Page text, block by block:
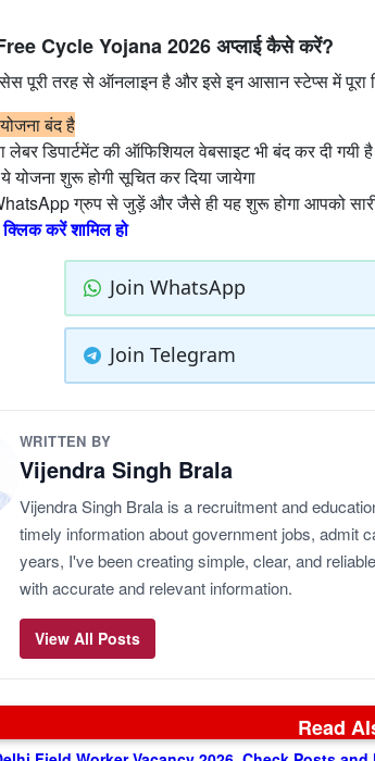
Cycle Yojana 2026 अप्लाई कैसे करें?
पूरी तरह से ऑनलाइन है और इसे इन आसान स्टेप्स में पूरा
बंद है
लेबर डिपार्टमेंट की ऑफिशियल वेबसाइट भी बंद कर दी गयी है
योजना शुरू होगी सूचित कर दिया जायेगा
ग्रुप से जुड़ें और जैसे ही यह शुरू होगा आपको सारी
क्लिक करें शामिल हो
Join WhatsApp
Join Telegram
WRITTEN BY
Vijendra Singh Brala
Vijendra Singh Brala is a recruitment and
timely information about government jobs, admit
years, I've been creating simple, clear, and
with accurate and relevant information.
View All Posts
Read